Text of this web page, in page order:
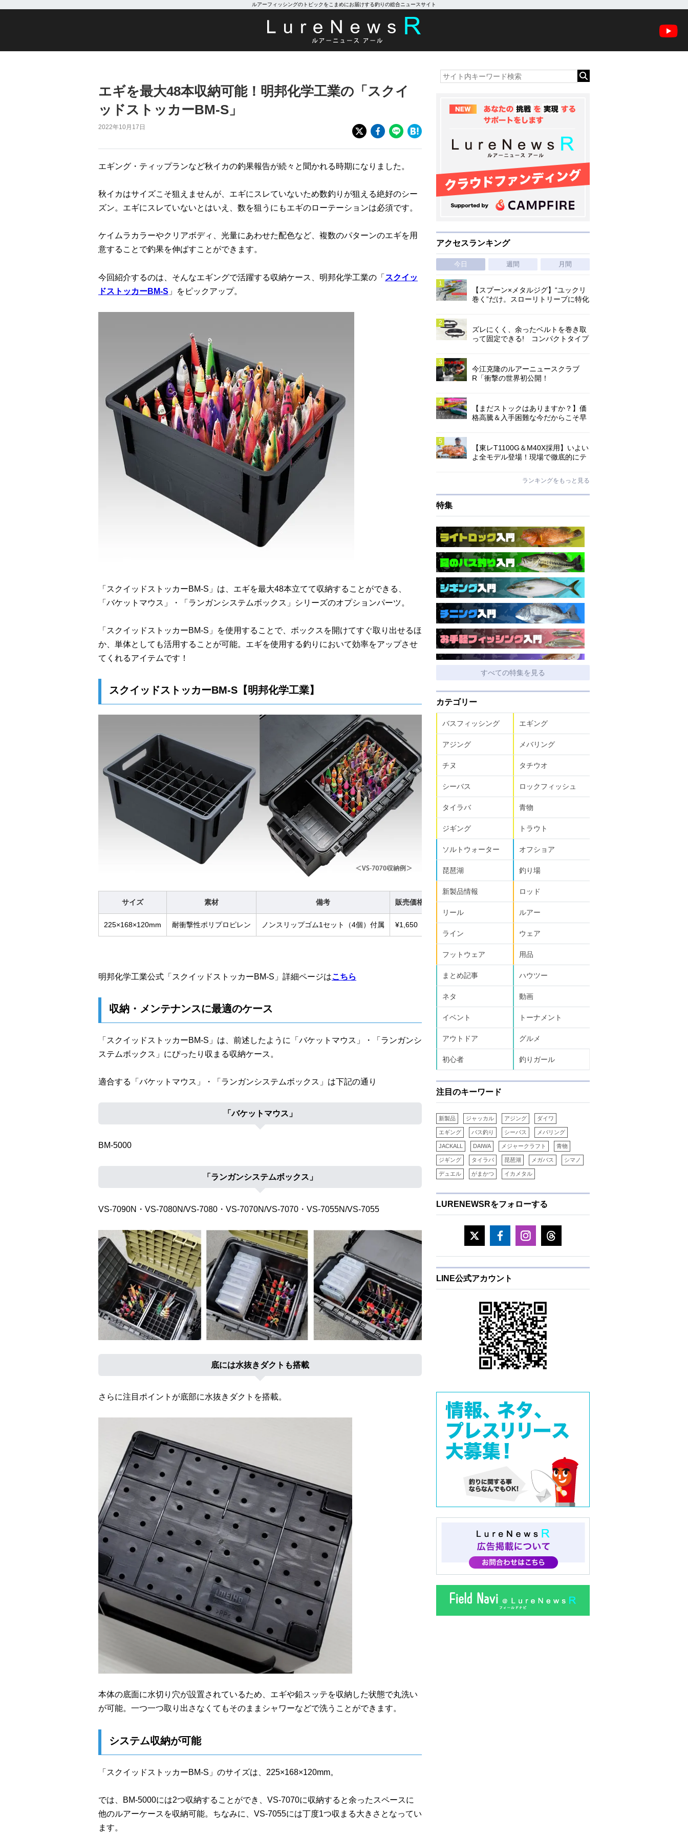
ルアーフィッシングのトピックをこまめにお届けする釣りの総合ニュースサイト
エギを最大48本収納可能！明邦化学工業の「スクイ
ッドストッカーBM-S」
2022年10月17日
エギング・ティップランなど秋イカの釣果報告が続々と聞かれる時期になりました。
秋イカはサイズこそ狙えませんが、エギにスレていないため数釣りが狙える絶好のシー
ズン。エギにスレていないとはいえ、数を狙うにもエギのローテーションは必須です。
ケイムラカラーやクリアボディ、光量にあわせた配色など、複数のパターンのエギを用
意することで釣果を伸ばすことができます。
今回紹介するのは、そんなエギングで活躍する収納ケース、明邦化学工業の「 スクイッ
ドストッカーBM-S 」をピックアップ。
「スクイッドストッカーBM-S」は、エギを最大48本立てて収納することができる、
「バケットマウス」・「ランガンシステムボックス」シリーズのオプションパーツ。
「スクイッドストッカーBM-S」を使用することで、ボックスを開けてすぐ取り出せるほ
か、単体としても活用することが可能。エギを使用する釣りにおいて効率をアップさせ
てくれるアイテムです！
スクイッドストッカーBM-S【明邦化学工業】
サイズ 素材 備考 販売価格（税込）
225×168×120mm 耐衝撃性ポリプロピレン ノンスリップゴム1セット（4個）付属 ¥1,650
明邦化学工業公式「スクイッドストッカーBM-S」詳細ページはこちら
収納・メンテナンスに最適のケース
「スクイッドストッカーBM-S」は、前述したように「バケットマウス」・「ランガンシ
ステムボックス」にぴったり収まる収納ケース。
適合する「バケットマウス」・「ランガンシステムボックス」は下記の通り
「バケットマウス」
BM-5000
「ランガンシステムボックス」
VS-7090N・VS-7080N/VS-7080・VS-7070N/VS-7070・VS-7055N/VS-7055
底には水抜きダクトも搭載
さらに注目ポイントが底部に水抜きダクトを搭載。
本体の底面に水切り穴が設置されているため、エギや鉛スッテを収納した状態で丸洗い
が可能。一つ一つ取り出さなくてもそのままシャワーなどで洗うことができます。
システム収納が可能
「スクイッドストッカーBM-S」のサイズは、225×168×120mm。
では、BM-5000には2つ収納することができ、VS-7070に収納すると余ったスペースに
他のルアーケースを収納可能。ちなみに、VS-7055には丁度1つ収まる大きさとなってい
ます。
アクセスランキング
今日 週間 月間
【スプーン×メタルジグ】“ユックリ
巻く”だけ。スローリトリーブに特化
ズレにくく、余ったベルトを巻き取
って固定できる! コンパクトタイプ
今江克隆のルアーニュースクラブ
R「衝撃の世界初公開！
【まだストックはありますか？】価
格高騰＆入手困難な今だからこそ早
【東レT1100G＆M40X採用】いよい
よ全モデル登場！現場で徹底的にテ
ランキングをもっと見る
特集
すべての特集を見る
カテゴリー
バスフィッシング エギング
アジング メバリング
チヌ タチウオ
シーバス ロックフィッシュ
タイラバ 青物
ジギング トラウト
ソルトウォーター オフショア
琵琶湖 釣り場
新製品情報 ロッド
リール ルアー
ライン ウェア
フットウェア 用品
まとめ記事 ハウツー
ネタ 動画
イベント トーナメント
アウトドア グルメ
初心者 釣りガール
注目のキーワード
新製品 ジャッカル アジング ダイワ
エギング バス釣り シーバス メバリング
JACKALL DAIWA メジャークラフト 青物
ジギング タイラバ 琵琶湖 メガバス シマノ
デュエル がまかつ イカメタル
LURENEWSRをフォローする
LINE公式アカウント